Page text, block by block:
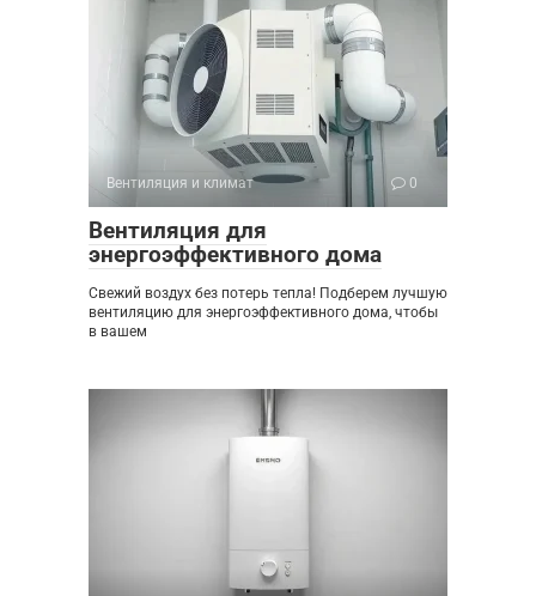
Вентиляция и климат 0
Вентиляция для
энергоэффективного дома
Свежий воздух без потерь тепла! Подберем лучшую
вентиляцию для энергоэффективного дома, чтобы
в вашем